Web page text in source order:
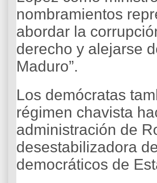
nombramientos
abordar la
derecho y alejarse
Maduro”.
Los demócratas
régimen chavista
administración de
desestabilizadora
democráticos de